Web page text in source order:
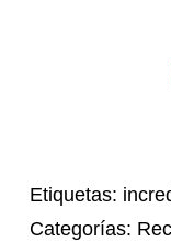
Etiquetas:
Categorías: